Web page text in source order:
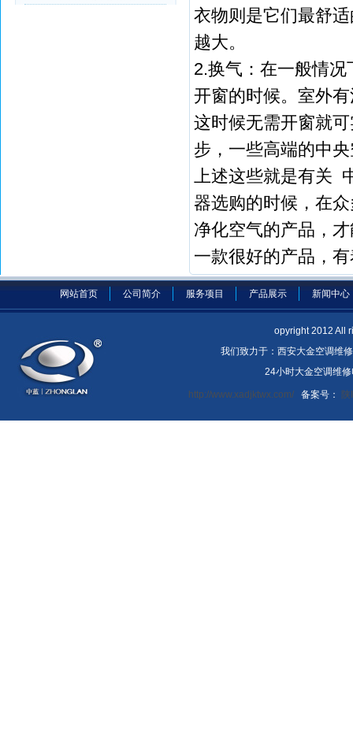
衣物则是它们最舒
越大。
2.换气：在一般情
开窗的时候。室外
这时候无需开窗就
步，一些高端的中
上述这些就是有关
器选购的时候，在
净化空气的产品，
一款很好的产品，
网站首页 公司简介 服务项目 产品展示 新闻中心
opyright 2012 All
我们致力于：西安大金空调维
24小时大金空调维
http://www.xadjktwx.com/ 备案号：